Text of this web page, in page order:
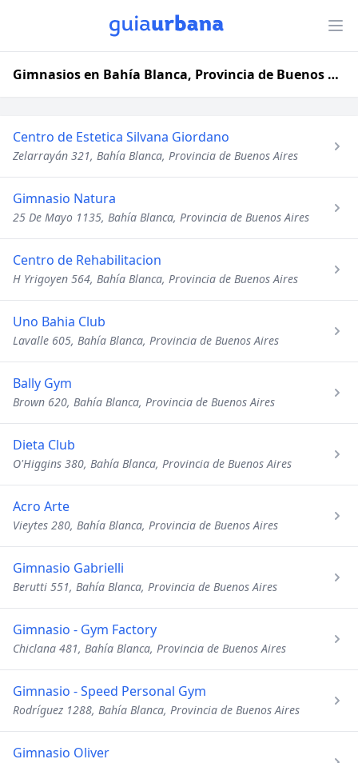
Gimnasios en Bahía Blanca, Provincia de Buenos Aires
Centro de Estetica Silvana Giordano
Zelarrayán 321, Bahía Blanca, Provincia de Buenos Aires
Gimnasio Natura
25 De Mayo 1135, Bahía Blanca, Provincia de Buenos Aires
Centro de Rehabilitacion
H Yrigoyen 564, Bahía Blanca, Provincia de Buenos Aires
Uno Bahia Club
Lavalle 605, Bahía Blanca, Provincia de Buenos Aires
Bally Gym
Brown 620, Bahía Blanca, Provincia de Buenos Aires
Dieta Club
O'Higgins 380, Bahía Blanca, Provincia de Buenos Aires
Acro Arte
Vieytes 280, Bahía Blanca, Provincia de Buenos Aires
Gimnasio Gabrielli
Berutti 551, Bahía Blanca, Provincia de Buenos Aires
Gimnasio - Gym Factory
Chiclana 481, Bahía Blanca, Provincia de Buenos Aires
Gimnasio - Speed Personal Gym
Rodríguez 1288, Bahía Blanca, Provincia de Buenos Aires
Gimnasio Oliver